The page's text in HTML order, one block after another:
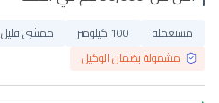
مستعملة 100 كيلومتر ممشى قليل
مشمولة بضمان الوكيل